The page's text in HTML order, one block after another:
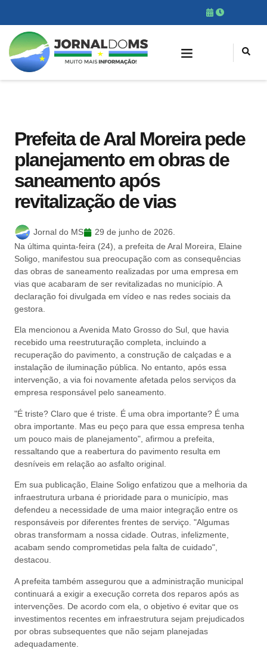
Prefeita de Aral Moreira pede
planejamento em obras de
saneamento após
revitalização de vias
Jornal do MS
29 de junho de 2026.
Na última quinta-feira (24), a prefeita de Aral Moreira, Elaine
Soligo, manifestou sua preocupação com as consequências
das obras de saneamento realizadas por uma empresa em
vias que acabaram de ser revitalizadas no município. A
declaração foi divulgada em vídeo e nas redes sociais da
gestora.
Ela mencionou a Avenida Mato Grosso do Sul, que havia
recebido uma reestruturação completa, incluindo a
recuperação do pavimento, a construção de calçadas e a
instalação de iluminação pública. No entanto, após essa
intervenção, a via foi novamente afetada pelos serviços da
empresa responsável pelo saneamento.
"É triste? Claro que é triste. É uma obra importante? É uma
obra importante. Mas eu peço para que essa empresa tenha
um pouco mais de planejamento", afirmou a prefeita,
ressaltando que a reabertura do pavimento resulta em
desníveis em relação ao asfalto original.
Em sua publicação, Elaine Soligo enfatizou que a melhoria da
infraestrutura urbana é prioridade para o município, mas
defendeu a necessidade de uma maior integração entre os
responsáveis por diferentes frentes de serviço. "Algumas
obras transformam a nossa cidade. Outras, infelizmente,
acabam sendo comprometidas pela falta de cuidado",
destacou.
A prefeita também assegurou que a administração municipal
continuará a exigir a execução correta dos reparos após as
intervenções. De acordo com ela, o objetivo é evitar que os
investimentos recentes em infraestrutura sejam prejudicados
por obras subsequentes que não sejam planejadas
adequadamente.